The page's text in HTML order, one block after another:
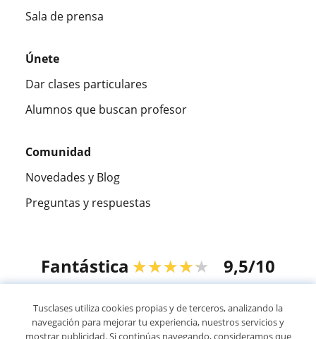
Sala de prensa
Únete
Dar clases particulares
Alumnos que buscan profesor
Comunidad
Novedades y Blog
Preguntas y respuestas
Fantástica ★★★★★ 9,5/10
Tusclases utiliza cookies propias y de terceros, analizando la
navegación para mejorar tu experiencia, nuestros servicios y
mostrar publicidad. Si continúas navegando, consideramos que